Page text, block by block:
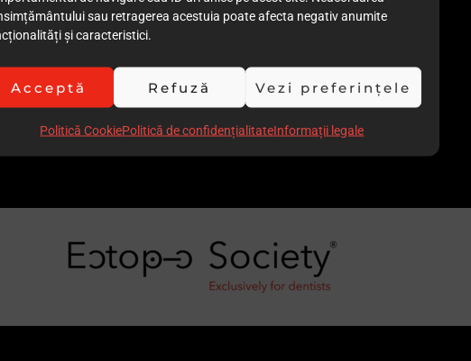
sau retragerea acestuia poate afecta negativ anumite
și caracteristici.
Acceptă Refuză Vezi preferințele
Politică CookiePolitică de confidențialitateInformații legale